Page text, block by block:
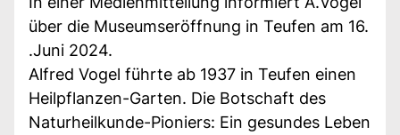
über die Museumseröffnung in Teufen am 16.
.Juni 2024.
Alfred Vogel führte ab 1937 in Teufen einen
Heilpflanzen-Garten. Die Botschaft des
Naturheilkunde-Pioniers: Ein gesundes Leben